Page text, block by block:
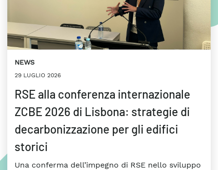
NEWS
29 LUGLIO 2026
RSE alla conferenza internazionale
ZCBE 2026 di Lisbona: strategie di
decarbonizzazione per gli edifici
storici
Una conferma dell’impegno di RSE nello sviluppo